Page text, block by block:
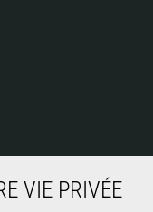
VIE PRIVÉE